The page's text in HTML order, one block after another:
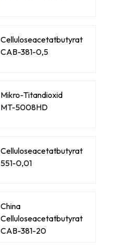
Celluloseacetatbutyrat
CAB-381-0,5
Mikro-Titandioxid
MT-5008HD
Celluloseacetatbutyrat
551-0,01
China
Celluloseacetatbutyrat
CAB-381-20